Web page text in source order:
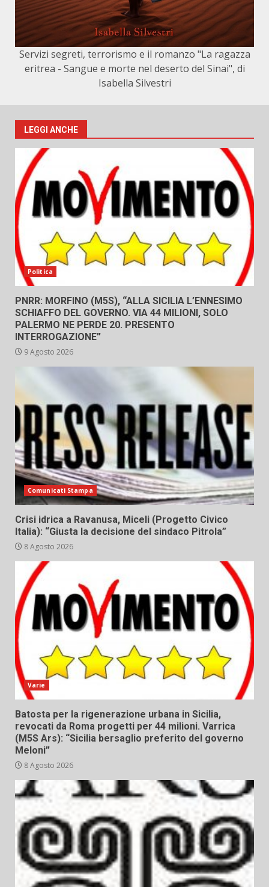
Servizi segreti, terrorismo e il romanzo "La ragazza
eritrea - Sangue e morte nel deserto del Sinai", di
Isabella Silvestri
LEGGI ANCHE
Politica
PNRR: MORFINO (M5S), “ALLA SICILIA L’ENNESIMO
SCHIAFFO DEL GOVERNO. VIA 44 MILIONI, SOLO
PALERMO NE PERDE 20. PRESENTO
INTERROGAZIONE”
9 Agosto 2026
Comunicati Stampa
Crisi idrica a Ravanusa, Miceli (Progetto Civico
Italia): “Giusta la decisione del sindaco Pitrola”
8 Agosto 2026
Varie
Batosta per la rigenerazione urbana in Sicilia,
revocati da Roma progetti per 44 milioni. Varrica
(M5S Ars): “Sicilia bersaglio preferito del governo
Meloni”
8 Agosto 2026